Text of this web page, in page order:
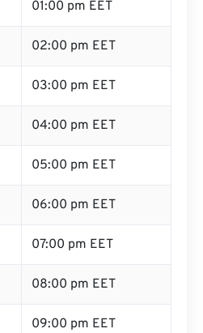
01:00 pm EET
02:00 pm EET
03:00 pm EET
04:00 pm EET
05:00 pm EET
06:00 pm EET
07:00 pm EET
08:00 pm EET
09:00 pm EET